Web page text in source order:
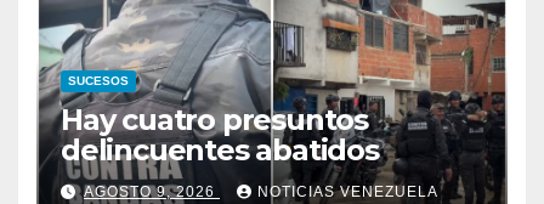
SUCESOS
Hay cuatro presuntos
delincuentes abatidos
AGOSTO 9, 2026 NOTICIAS VENEZUELA